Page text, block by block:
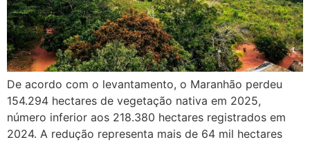
De acordo com o levantamento, o Maranhão perdeu
154.294 hectares de vegetação nativa em 2025,
número inferior aos 218.380 hectares registrados em
2024. A redução representa mais de 64 mil hectares